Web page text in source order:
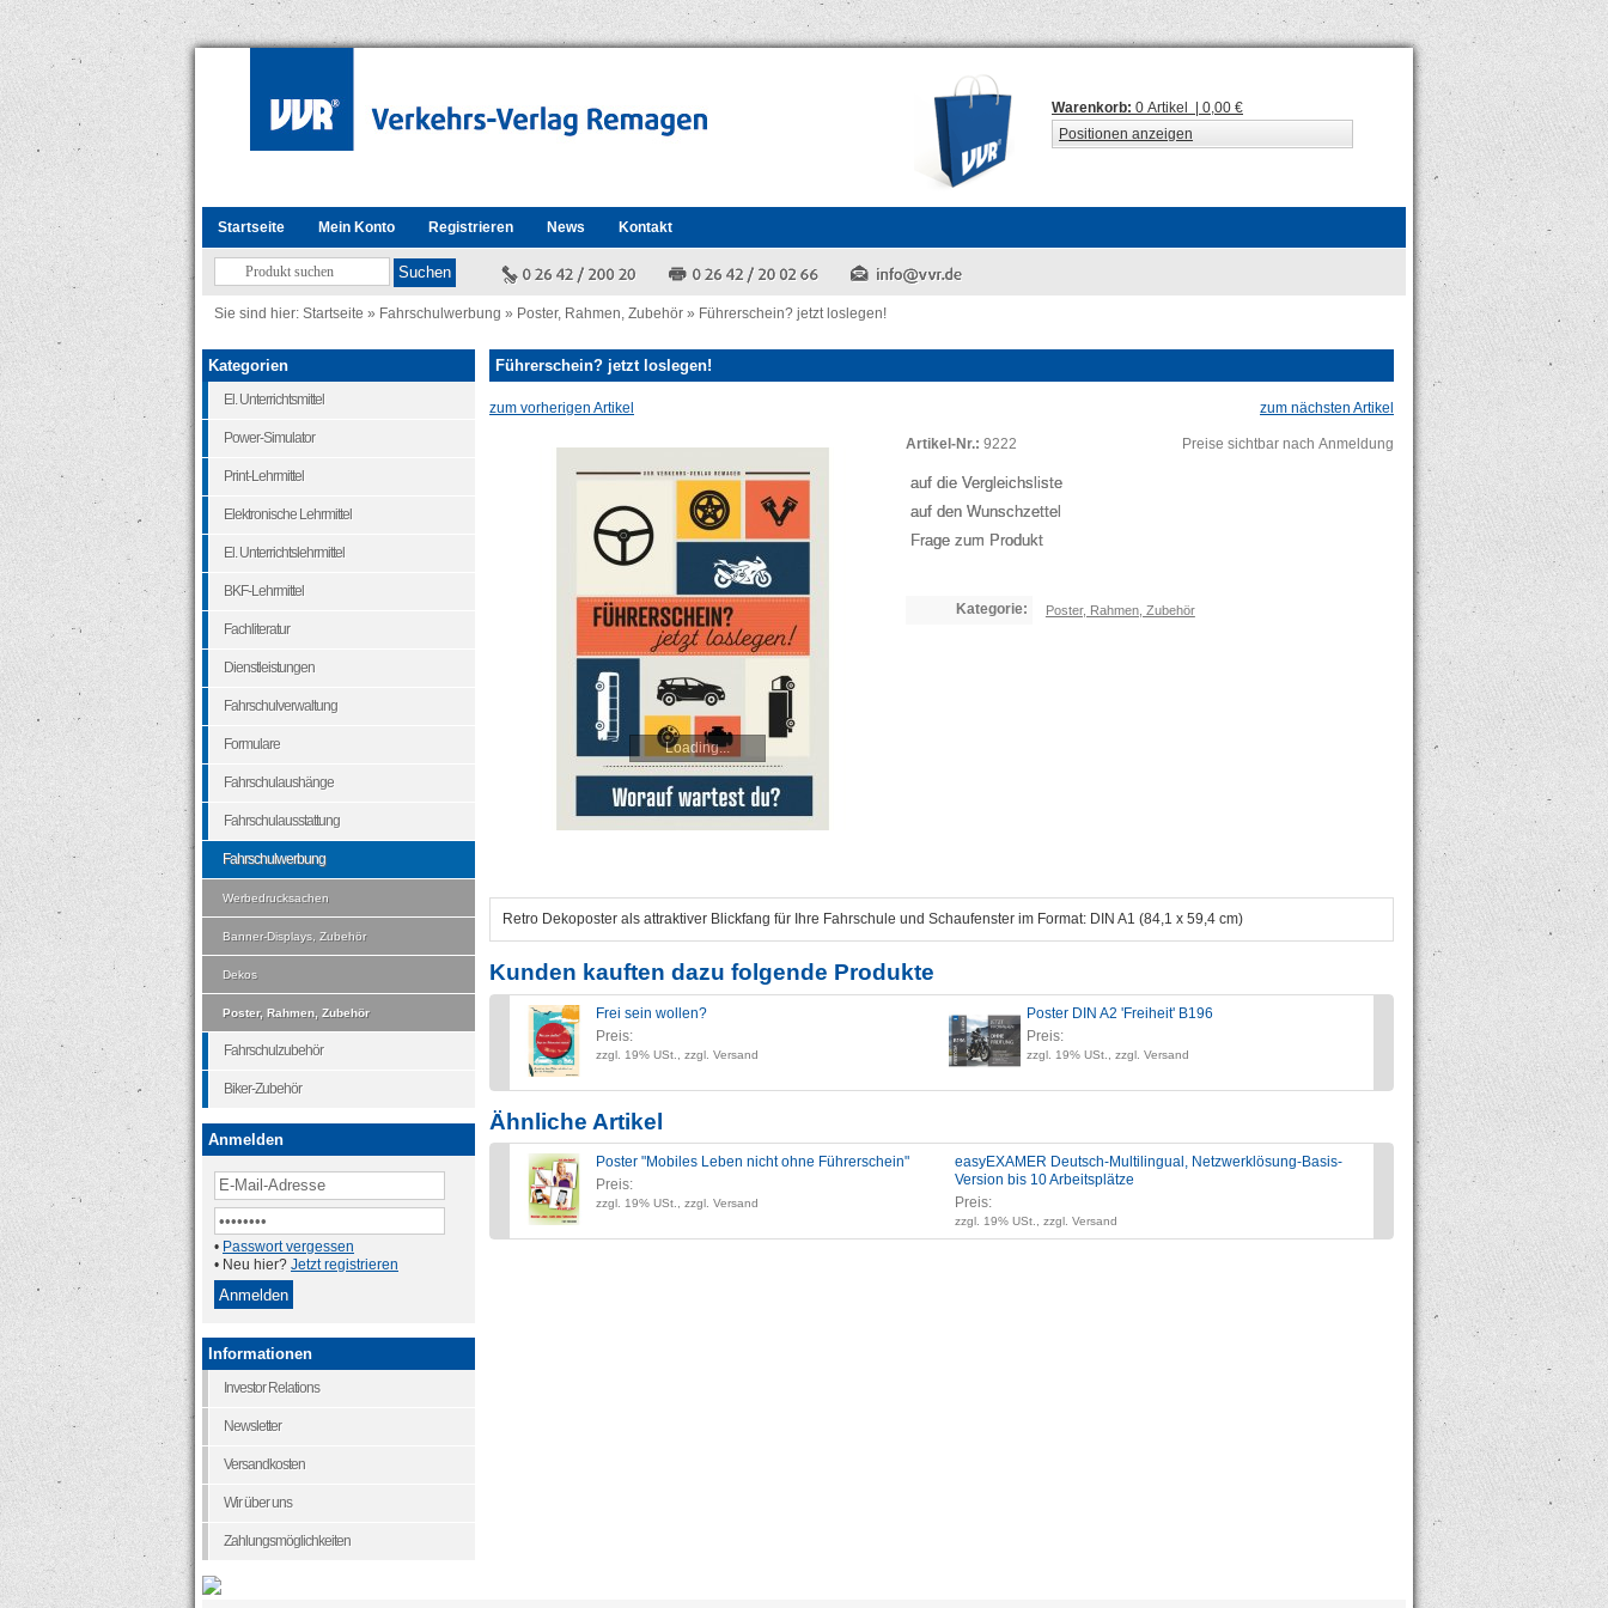
Warenkorb: 0 Artikel | 0,00 €
Positionen anzeigen
Startseite Mein Konto Registrieren News Kontakt
Sie sind hier: Startseite » Fahrschulwerbung » Poster, Rahmen, Zubehör » Führerschein? jetzt loslegen!
Führerschein? jetzt loslegen!
zum vorherigen Artikel zum nächsten Artikel
Loading...
Artikel-Nr.: 9222
auf die Vergleichsliste
auf den Wunschzettel
Frage zum Produkt
Preise sichtbar nach Anmeldung
Kategorie: Poster, Rahmen, Zubehör
Retro Dekoposter als attraktiver Blickfang für Ihre Fahrschule und Schaufenster im Format: DIN A1 (84,1 x 59,4 cm)
Kunden kauften dazu folgende Produkte
Frei sein wollen?
Preis:
zzgl. 19% USt., zzgl. Versand
Poster DIN A2 'Freiheit' B196
Preis:
zzgl. 19% USt., zzgl. Versand
Deko-Poster
Preis:
zzgl. 19% USt., zzgl.
Ähnliche Artikel
Poster "Mobiles Leben nicht ohne Führerschein"
Preis:
zzgl. 19% USt., zzgl. Versand
easyEXAMER Deutsch-Multilingual, Netzwerklösung-Basis-
Version bis 10 Arbeitsplätze
Preis:
zzgl. 19% USt., zzgl. Versand
Pedi-Lenkauto mit
Preis:
zzgl. 19% USt., zzgl. Versand
Kategorien
El. Unterrichtsmittel
Power-Simulator
Print-Lehrmittel
Elektronische Lehrmittel
El. Unterrichtslehrmittel
BKF-Lehrmittel
Fachliteratur
Dienstleistungen
Fahrschulverwaltung
Formulare
Fahrschulaushänge
Fahrschulausstattung
Fahrschulwerbung
Werbedrucksachen
Banner-Displays, Zubehör
Dekos
Poster, Rahmen, Zubehör
Fahrschulzubehör
Biker-Zubehör
Anmelden
• Passwort vergessen
• Neu hier? Jetzt registrieren
Informationen
Investor Relations
Newsletter
Versandkosten
Wir über uns
Zahlungsmöglichkeiten